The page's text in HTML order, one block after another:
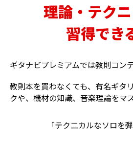
理論・テク
習得でき
ギタナビプレミアムでは教則コン
教則本を買わなくても、有名ギタ
クや、機材の知識、音楽理論をマ
「テク二カルなソロを